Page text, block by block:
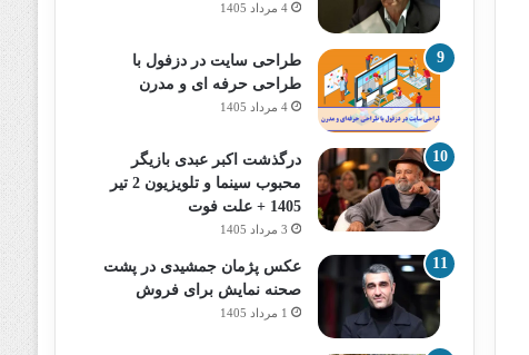
4 مرداد 1405
طراحی سایت در دزفول با
طراحی حرفه‌ ای و مدرن
4 مرداد 1405
درگذشت اکبر عبدی بازیگر
محبوب سینما و تلویزیون 2 تیر
1405 + علت فوت
3 مرداد 1405
عکس پژمان جمشیدی در پشت
صحنه نمایش برای فروش
1 مرداد 1405